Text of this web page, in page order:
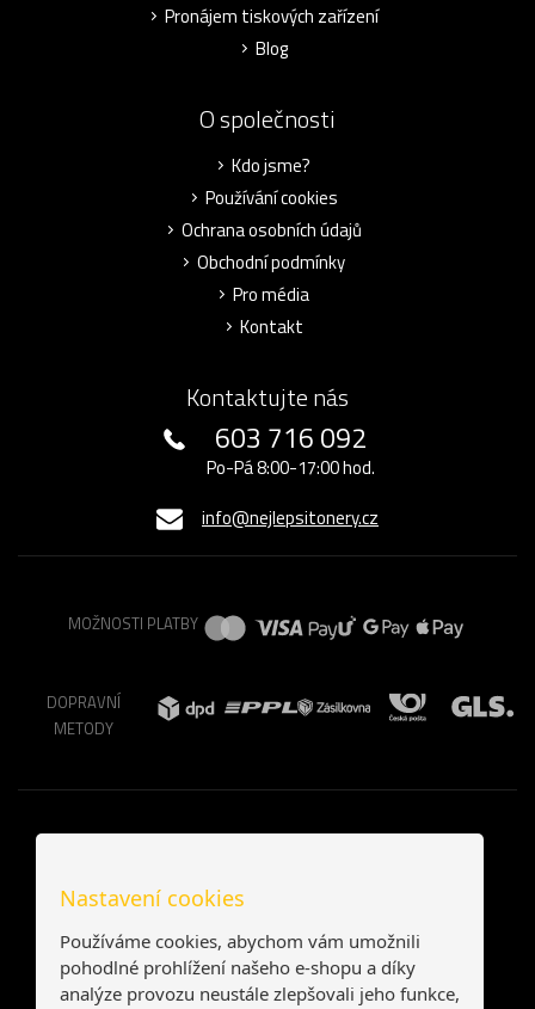
Pronájem tiskových zařízení
Blog
O společnosti
Kdo jsme?
Používání cookies
Ochrana osobních údajů
Obchodní podmínky
Pro média
Kontakt
Kontaktujte nás
603 716 092
Po-Pá 8:00-17:00 hod.
info@nejlepsitonery.cz
MOŽNOSTI PLATBY
DOPRAVNÍ
METODY
Nastavení cookies
Používáme cookies, abychom vám umožnili
pohodlné prohlížení našeho e-shopu a díky
analýze provozu neustále zlepšovali jeho funkce,